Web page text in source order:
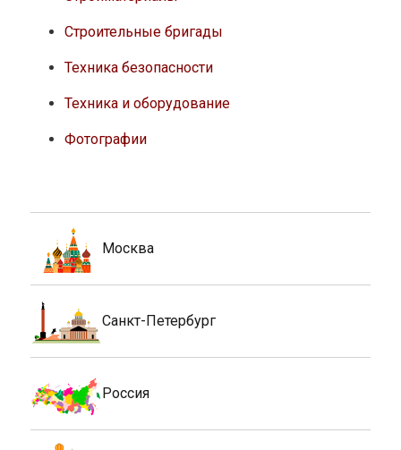
Строительные бригады
Техника безопасности
Техника и оборудование
Фотографии
Москва
Санкт-Петербург
Россия